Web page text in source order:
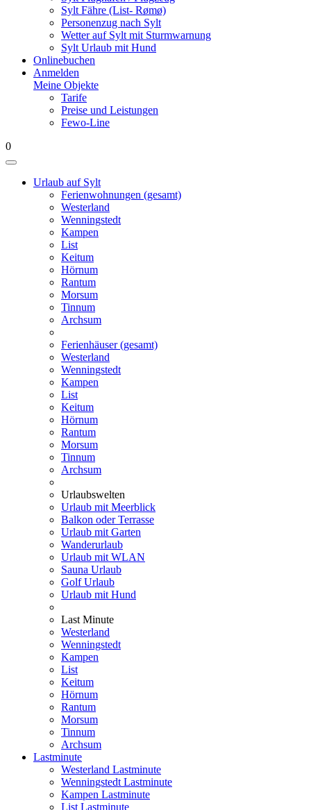
Sylt Fähre (List- Rømø)
Personenzug nach Sylt
Wetter auf Sylt mit Sturmwarnung
Sylt Urlaub mit Hund
Onlinebuchen
Anmelden
Meine Objekte
Tarife
Preise und Leistungen
Fewo-Line
0
Urlaub auf Sylt
Ferienwohnungen (gesamt)
Westerland
Wenningstedt
Kampen
List
Keitum
Hörnum
Rantum
Morsum
Tinnum
Archsum
Ferienhäuser (gesamt)
Westerland
Wenningstedt
Kampen
List
Keitum
Hörnum
Rantum
Morsum
Tinnum
Archsum
Urlaubswelten
Urlaub mit Meerblick
Balkon oder Terrasse
Urlaub mit Garten
Wanderurlaub
Urlaub mit WLAN
Sauna Urlaub
Golf Urlaub
Urlaub mit Hund
Last Minute
Westerland
Wenningstedt
Kampen
List
Keitum
Hörnum
Rantum
Morsum
Tinnum
Archsum
Lastminute
Westerland Lastminute
Wenningstedt Lastminute
Kampen Lastminute
List Lastminute